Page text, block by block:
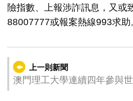
險指數、上報涉詐訊息，又或
88007777或報案熱線993求助
上一則新聞
澳門理工大學連續四年參與